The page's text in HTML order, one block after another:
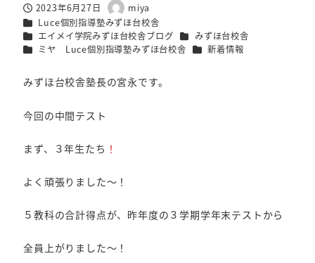
投稿日2023年6月27日
著
者
miya
カテゴリー
Luce個別指導塾みずほ台校舎
カテゴリー
エイメイ学院みずほ台校舎ブログ カテゴリー
みずほ台校舎
カテゴリー
ミヤ Luce個別指導塾みずほ台校舎 カテゴリー
新着情報
みずほ台校舎塾長の宮永です。
今回の中間テスト
まず、３年生たち ！
よく頑張りました～！
５教科の合計得点が、昨年度の３学期学年末テストから
全員上がりました～！